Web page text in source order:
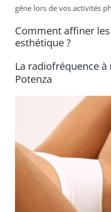
gêne lors de vos activités
Comment affiner
esthétique ?
La radiofréquence
Potenza